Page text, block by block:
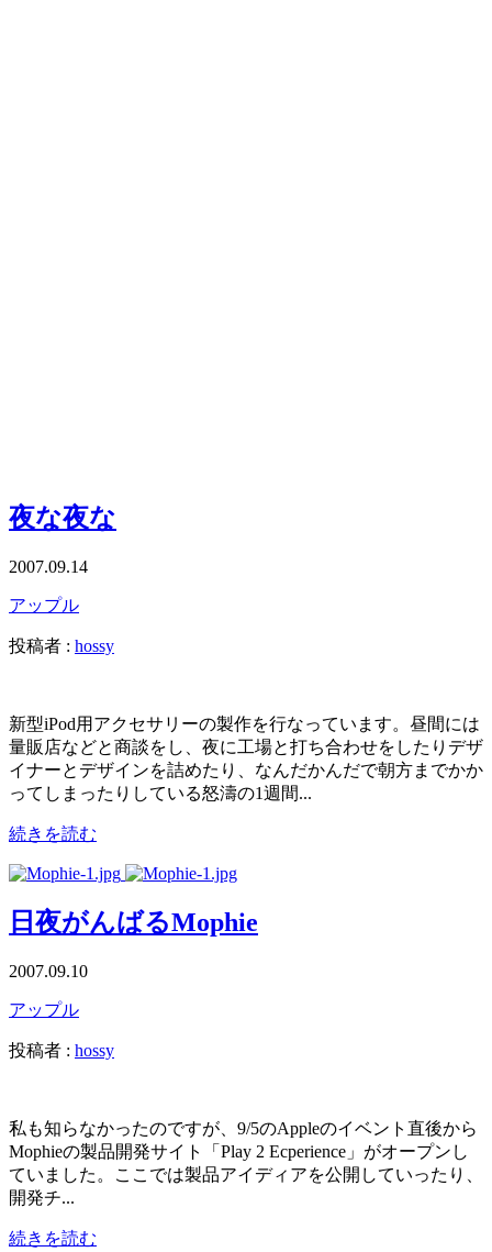
夜な夜な
2007.09.14
アップル
投稿者 : hossy
新型iPod用アクセサリーの製作を行なっています。昼間には
量販店などと商談をし、夜に工場と打ち合わせをしたりデザ
イナーとデザインを詰めたり、なんだかんだで朝方までかか
ってしまったりしている怒濤の1週間...
続きを読む
日夜がんばるMophie
2007.09.10
アップル
投稿者 : hossy
私も知らなかったのですが、9/5のAppleのイベント直後から
Mophieの製品開発サイト「Play 2 Ecperience」がオープンし
ていました。ここでは製品アイディアを公開していったり、
開発チ...
続きを読む